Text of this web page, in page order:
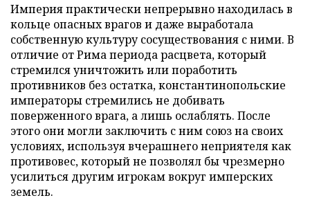
Империя практически непрерывно находилась в
кольце опасных врагов и даже выработала
собственную культуру сосуществования с ними. В
отличие от Рима периода расцвета, который
стремился уничтожить или поработить
противников без остатка, константинопольские
императоры стремились не добивать
поверженного врага, а лишь ослаблять. После
этого они могли заключить с ним союз на своих
условиях, используя вчерашнего неприятеля как
противовес, который не позволял бы чрезмерно
усилиться другим игрокам вокруг имперских
земель.